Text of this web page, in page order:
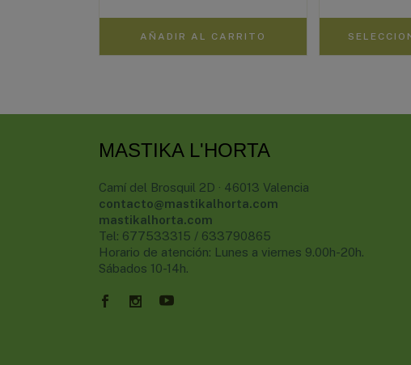
AÑADIR AL CARRITO
MASTIKA L'HORTA
Camí del Brosquil 2D · 46013 Valencia
contacto@mastikalhorta.com
mastikalhorta.com
Tel: 677533315 / 633790865
Horario de atención: Lunes a viernes 9.00h-20h.
Sábados 10-14h.